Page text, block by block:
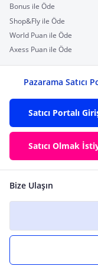
Bonus ile Öde
Shop&Fly ile Öde
World Puan ile Öde
Axess Puan ile Öde
Pazarama Satıcı
Satıcı Portalı
Satıcı Olmak
Bize Ulaşın